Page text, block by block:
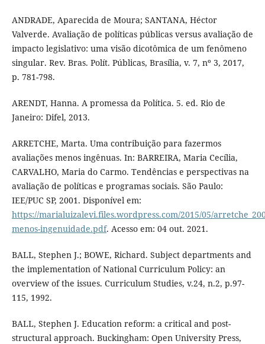
ANDRADE, Aparecida de Moura; SANTANA, Héctor
Valverde. Avaliação de políticas públicas versus avaliação de
impacto legislativo: uma visão dicotômica de um fenômeno
singular. Rev. Bras. Polít. Públicas, Brasília, v. 7, nº 3, 2017,
p. 781-798.
ARENDT, Hanna. A promessa da Política. 5. ed. Rio de
Janeiro: Difel, 2013.
ARRETCHE, Marta. Uma contribuição para fazermos
avaliações menos ingênuas. In: BARREIRA, Maria Cecília,
CARVALHO, Maria do Carmo. Tendências e perspectivas na
avaliação de políticas e programas sociais. São Paulo:
IEE/PUC SP, 2001. Disponível em:
https://marialuizalevi.files.wordpress.com/2015/05/
menos-ingenuidade.pdf. Acesso em: 04 out. 2021.
BALL, Stephen J.; BOWE, Richard. Subject departments and
the implementation of National Curriculum Policy: an
overview of the issues. Curriculum Studies, v.24, n.2, p.97-
115, 1992.
BALL, Stephen J. Education reform: a critical and post-
structural approach. Buckingham: Open University Press,